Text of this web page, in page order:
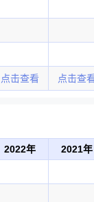
点击查看 点击查
2022年 2021年